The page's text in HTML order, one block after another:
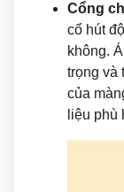
Cổng
cổ hút
không.
trọng và
của
liệu